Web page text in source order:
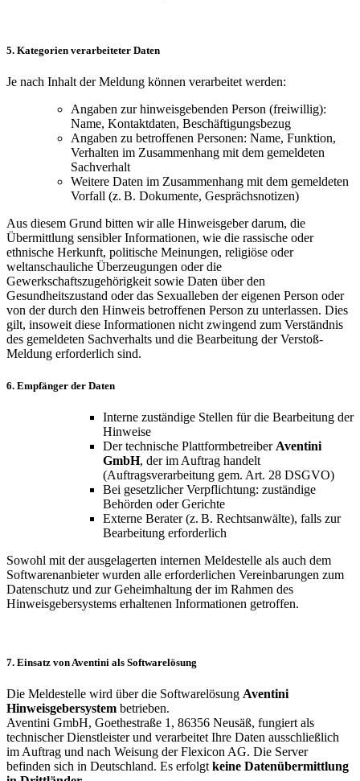
5. Kategorien verarbeiteter Daten
Je nach Inhalt der Meldung können verarbeitet werden:
Angaben zur hinweisgebenden Person (freiwillig):
Name, Kontaktdaten, Beschäftigungsbezug
Angaben zu betroffenen Personen: Name, Funktion,
Verhalten im Zusammenhang mit dem gemeldeten
Sachverhalt
Weitere Daten im Zusammenhang mit dem gemeldeten
Vorfall (z. B. Dokumente, Gesprächsnotizen)
Aus diesem Grund bitten wir alle Hinweisgeber darum, die
Übermittlung sensibler Informationen, wie die rassische oder
ethnische Herkunft, politische Meinungen, religiöse oder
weltanschauliche Überzeugungen oder die
Gewerkschaftszugehörigkeit sowie Daten über den
Gesundheitszustand oder das Sexualleben der eigenen Person oder
von der durch den Hinweis betroffenen Person zu unterlassen. Dies
gilt, insoweit diese Informationen nicht zwingend zum Verständnis
des gemeldeten Sachverhalts und die Bearbeitung der Verstoß-
Meldung erforderlich sind.
6. Empfänger der Daten
Interne zuständige Stellen für die Bearbeitung der
Hinweise
Der technische Plattformbetreiber Aventini
GmbH, der im Auftrag handelt
(Auftragsverarbeitung gem. Art. 28 DSGVO)
Bei gesetzlicher Verpflichtung: zuständige
Behörden oder Gerichte
Externe Berater (z. B. Rechtsanwälte), falls zur
Bearbeitung erforderlich
Sowohl mit der ausgelagerten internen Meldestelle als auch dem
Softwarenanbieter wurden alle erforderlichen Vereinbarungen zum
Datenschutz und zur Geheimhaltung der im Rahmen des
Hinweisgebersystems erhaltenen Informationen getroffen.
7. Einsatz von Aventini als Softwarelösung
Die Meldestelle wird über die Softwarelösung Aventini
Hinweisgebersystem betrieben.
Aventini GmbH, Goethestraße 1, 86356 Neusäß, fungiert als
technischer Dienstleister und verarbeitet Ihre Daten ausschließlich
im Auftrag und nach Weisung der Flexicon AG. Die Server
befinden sich in Deutschland. Es erfolgt keine Datenübermittlung